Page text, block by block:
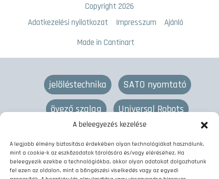
A beleegyezés kezelése
A legjobb élmény biztosítása érdekében olyan technológiákat használunk,
mint a cookie-k az eszközadatok tárolására és/vagy eléréséhez. Ha
beleegyezik ezekbe a technológiákba, akkor olyan adatokat dolgozhatunk
fel ezen az oldalon, mint a böngészési viselkedés vagy az egyedi
Copyright 2026
Adatkezelési nyilatkozat
Impresszum
Ajánló
Made in Cantinart
jelöléstechnika
SATO nyomtató
övező szalag
Universal Robots
vonalkód nyomtató
címkenyomtató